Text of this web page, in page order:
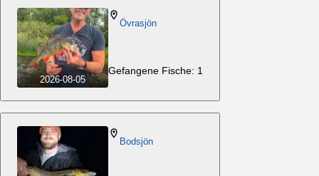
2026-08-05
Övrasjön
Gefangene Fische: 1
Bodsjön